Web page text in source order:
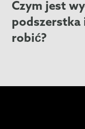
Czym jest
podszerstka
robić?